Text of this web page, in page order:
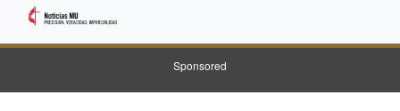
Sponsored